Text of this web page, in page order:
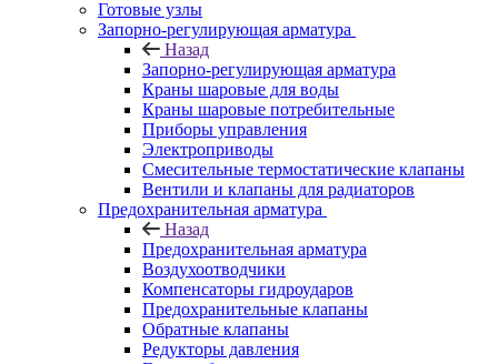
Готовые узлы
Запорно-регулирующая арматура
Назад
Запорно-регулирующая арматура
Краны шаровые для воды
Краны шаровые потребительные
Приборы управления
Электроприводы
Смесительные термостатические клапаны
Вентили и клапаны для радиаторов
Предохранительная арматура
Назад
Предохранительная арматура
Воздухоотводчики
Компенсаторы гидроударов
Предохранительные клапаны
Обратные клапаны
Редукторы давления